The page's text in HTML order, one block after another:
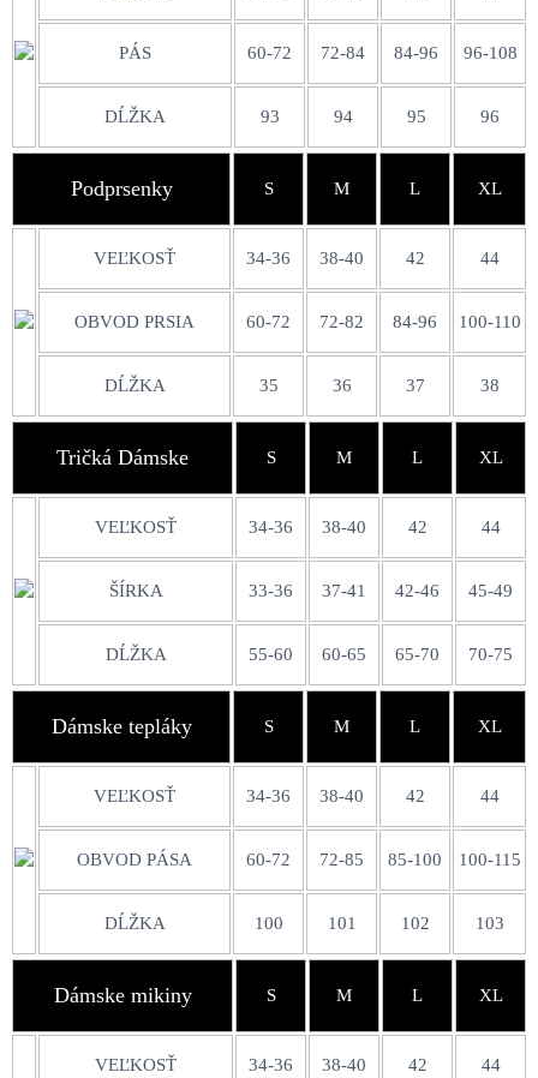
PÁS 60-72 72-84 84-96 96-108
DĹŽKA 93 94 95 96
Podprsenky S M L XL
VEĽKOSŤ 34-36 38-40 42 44
OBVOD PRSIA 60-72 72-82 84-96 100-110
DĹŽKA 35 36 37 38
Tričká Dámske S M L XL
VEĽKOSŤ 34-36 38-40 42 44
ŠÍRKA 33-36 37-41 42-46 45-49
DĹŽKA 55-60 60-65 65-70 70-75
Dámske tepláky S M L XL
VEĽKOSŤ 34-36 38-40 42 44
OBVOD PÁSA 60-72 72-85 85-100 100-115
DĹŽKA 100 101 102 103
Dámske mikiny S M L XL
VEĽKOSŤ 34-36 38-40 42 44